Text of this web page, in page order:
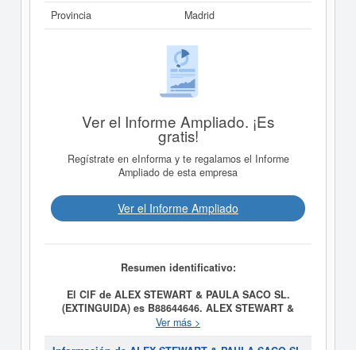
Provincia
Madrid
Ver el Informe Ampliado. ¡Es
gratis!
Regístrate en eInforma y te regalamos el Informe
Ampliado de esta empresa
Ver el Informe Ampliado
Resumen identificativo:
El CIF de ALEX STEWART & PAULA SACO SL.
(EXTINGUIDA) es B88644646. ALEX STEWART &
PAULA SACO SL. (EXTINGUIDA)
creación el día 01/06/2020 y su meta es La adquisición,
Ver más >